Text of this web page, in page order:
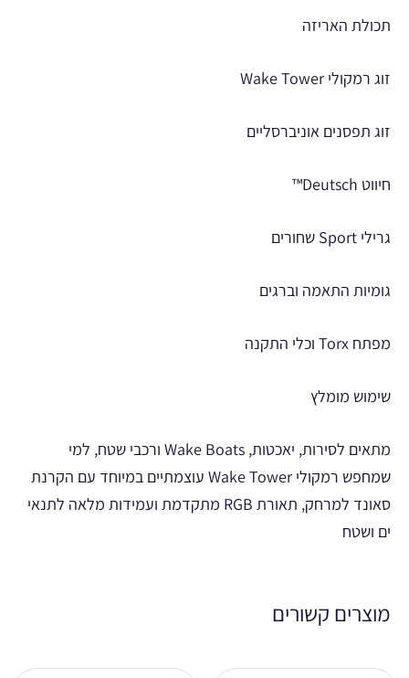
תכולת האריזה
זוג רמקולי Wake Tower
זוג תפסנים אוניברסליים
חיווט Deutsch™
גרילי Sport שחורים
גומיות התאמה וברגים
מפתח Torx וכלי התקנה
שימוש מומלץ
מתאים לסירות, יאכטות, Wake Boats ורכבי שטח, למי
שמחפש רמקולי Wake Tower עוצמתיים במיוחד עם הקרנת
סאונד למרחק, תאורת RGB מתקדמת ועמידות מלאה לתנאי
ים ושטח
מוצרים קשורים